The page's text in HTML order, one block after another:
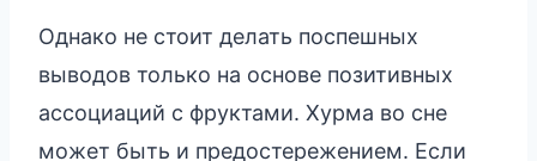
Однако не стоит делать поспешных
выводов только на основе позитивных
ассоциаций с фруктами. Хурма во сне
может быть и предостережением. Если